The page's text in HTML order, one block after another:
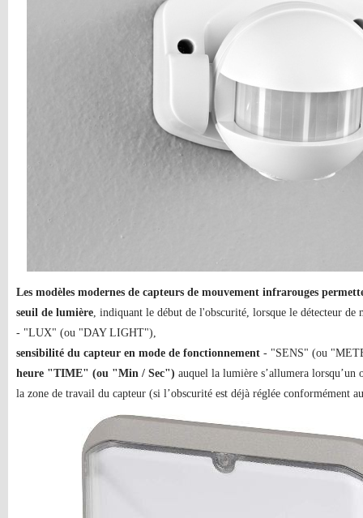
Les modèles modernes de capteurs de mouvement infrarouges
seuil de lumière, indiquant le début de l'obscurité, lorsque le détecteur de
- "LUX" (ou "DAY LIGHT"),
sensibilité du capteur en mode de fonctionnement - "SENS" (ou
heure "TIME" (ou "Min / Sec") auquel la lumière s’allumera lorsqu’un
la zone de travail du capteur (si l’obscurité est déjà réglée conformément